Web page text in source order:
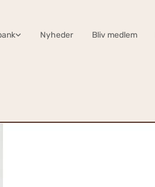
Nyheder Bliv medlem